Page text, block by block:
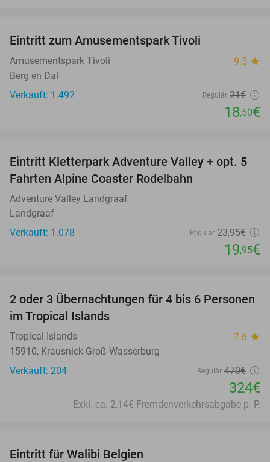
Eintritt zum Amusementspark Tivoli
Amusementspark Tivoli 9.5 star
Berg en Dal
Verkauft: 1.492
Regulär 21€
18,50€
17%
Eintritt Kletterpark Adventure Valley + opt. 5
Fahrten Alpine Coaster Rodelbahn
Adventure Valley Landgraaf
Landgraaf
Verkauft: 1.078
Regulär 23,95€
19,95€
31%
2 oder 3 Übernachtungen für 4 bis 6 Personen
im Tropical Islands
Tropical Islands 7.6 star
15910, Krausnick-Groß Wasserburg
Verkauft: 204
Regulär 470€
324€
Exkl. ca. 2,14€ Fremdenverkehrsabgabe p. P.
Eintritt für Walibi Belgien